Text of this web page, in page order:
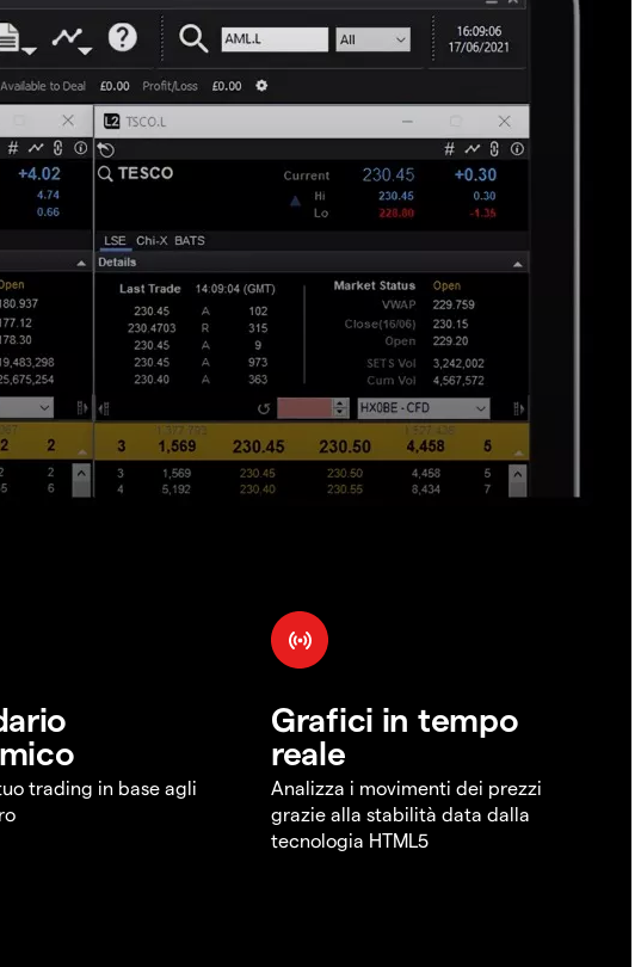
trading in base agli
Grafici in tempo
reale
Analizza i movimenti dei prezzi
grazie alla stabilità data dalla
tecnologia HTML5